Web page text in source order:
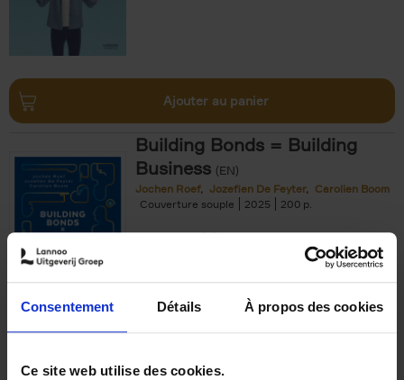
Consentement Détails À propos des cookies
Ce site web utilise des cookies.
Ajouter au panier
Building Bonds = Building
Business (EN)
Jochen Roef Jozefien De Feyter
Carolien Boom
Couverture souple
2025 200
€29,99